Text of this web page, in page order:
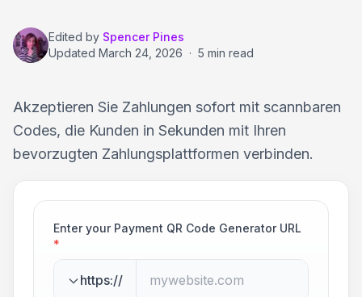
Edited by Spencer Pines
Updated March 24, 2026 · 5 min read
Akzeptieren Sie Zahlungen sofort mit scannbaren
Codes, die Kunden in Sekunden mit Ihren
bevorzugten Zahlungsplattformen verbinden.
Enter your Payment QR Code Generator URL
*
https://